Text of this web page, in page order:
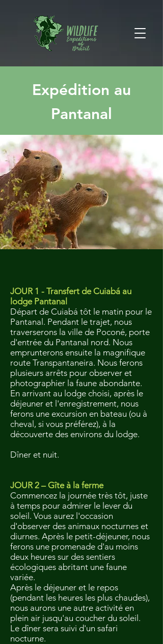
Expédition au
Pantanal
JOUR 1 - Transfert de Cuiabá au
lodge Pantanal
Départ de Cuiabá tôt le matin pour le
Pantanal. Pendant le trajet, nous
traverserons la ville de Poconé, porte
d'entrée du Pantanal nord. Nous
emprunterons ensuite la magnifique
route Transpantaneira. Nous ferons
plusieurs arrêts pour observer et
photographier la faune abondante.
En arrivant au lodge choisi, après le
déjeuner et l'enregistrement, nous
ferons une excursion en bateau (ou à
cheval, si vous préférez), à la
découverte des environs du lodge.
Dîner et nuit.
JOUR 2 – Gîte à la ferme
Commencez la journée très tôt, juste
à temps pour admirer le lever du
soleil. Vous aurez l'occasion
d'observer des animaux nocturnes et
diurnes. Après le petit-déjeuner, nous
ferons une promenade d'au moins
deux heures sur des sentiers
écologiques abritant une faune
variée.
Après le déjeuner et le repos
(pendant les heures les plus chaudes),
nous aurons une autre activité en
plein air jusqu'au coucher du soleil.
Le dîner sera suivi d'un safari
nocturne.